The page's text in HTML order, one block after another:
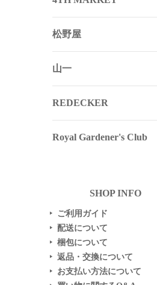
松野屋
山一
REDECKER
Royal Gardener's Club
SHOP INFO
▶ ご利用ガイド
▶ 配送について
▶ 梱包について
▶ 返品・交換について
▶ お支払い方法について